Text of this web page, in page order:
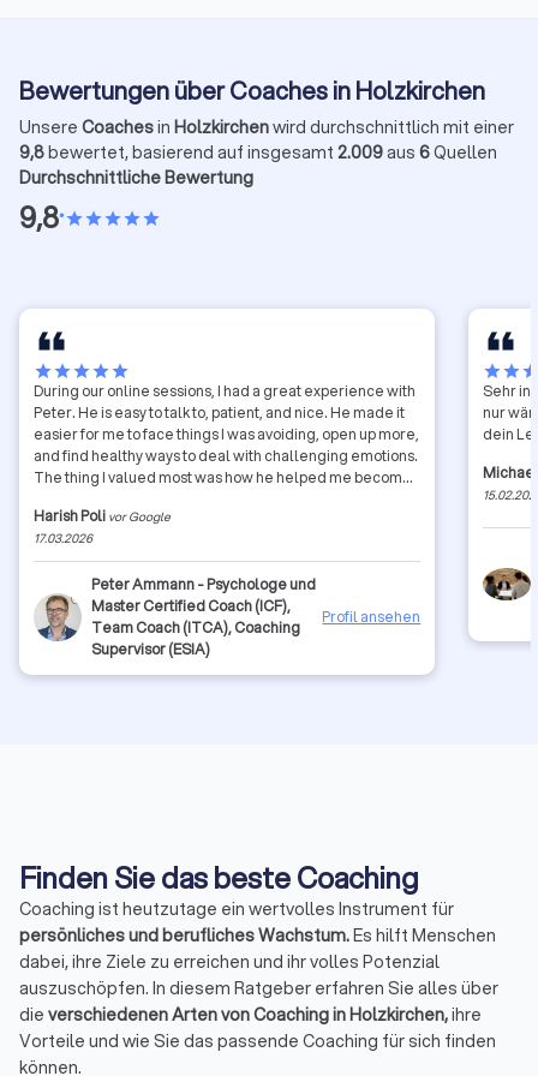
Bewertungen über Coaches in Holzkirchen
Unsere Coachesin Holzkirchenwird durchschnittlich mit einer
9,8bewertet, basierend auf insgesamt 2.009aus 6Quellen
Durchschnittliche Bewertung
9,8•starstarstarstarstar
starstarstarstarstar
During our online sessions, I had a great experience with
Peter. He is easy to talk to, patient, and nice. He made it
easier for me to face things I was avoiding, open up more,
and find healthy ways to deal with challenging emotions.
The thing I valued most was how he helped me become
sessions had a significant impact on my confidence and
perspective, even if I'm still on my way. I sincerely
appreciate his help, and I would unquestionably suggest
him to anyone searching for a empathetic and
encouraging person.
Harish Poli vor Google
17.03.2026
Peter Ammann - Psychologe und
Master Certified Coach (ICF),
Team Coach (ITCA), Coaching
Supervisor (ESIA)
Profil ansehen
starstar
Sehr
nur
dein
Finden Sie das beste Coaching
Coaching ist heutzutage ein wertvolles Instrument für
persönliches und berufliches Wachstum.Es hilft Menschen
dabei, ihre Ziele zu erreichen und ihr volles Potenzial
auszuschöpfen. In diesem Ratgeber erfahren Sie alles über
die verschiedenen Arten von Coaching in Holzkirchen,ihre
Vorteile und wie Sie das passende Coaching für sich finden
können.